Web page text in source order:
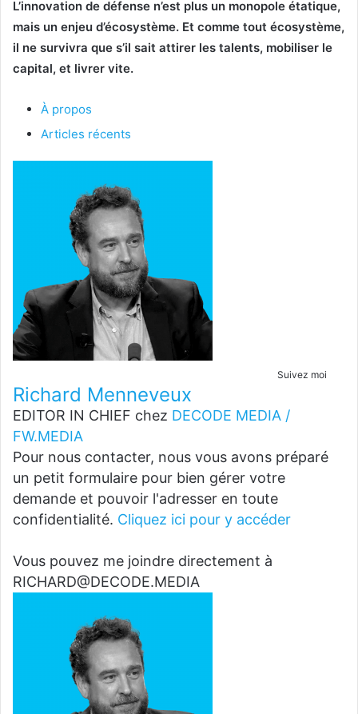
L’innovation de défense n’est plus un monopole étatique,
mais un enjeu d’écosystème. Et comme tout écosystème,
il ne survivra que s’il sait attirer les talents, mobiliser le
capital, et livrer vite.
À propos
Articles récents
Suivez moi
Richard Menneveux
EDITOR IN CHIEF chez DECODE MEDIA /
FW.MEDIA
Pour nous contacter, nous vous avons préparé
un petit formulaire pour bien gérer votre
demande et pouvoir l'adresser en toute
confidentialité. Cliquez ici pour y accéder
Vous pouvez me joindre directement à
RICHARD@DECODE.MEDIA